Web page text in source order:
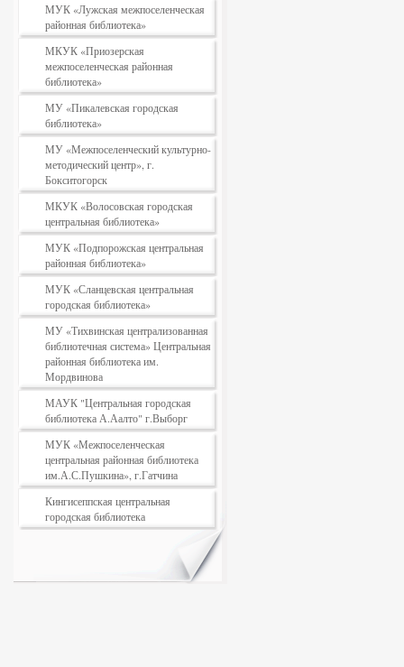
МУК «Лужская межпоселенческая
районная библиотека»
МКУК «Приозерская
межпоселенческая районная
библиотека»
МУ «Пикалевская городская
библиотека»
МУ «Межпоселенческий культурно-
методический центр», г.
Бокситогорск
МКУК «Волосовская городская
центральная библиотека»
МУК «Подпорожская центральная
районная библиотека»
МУК «Сланцевская центральная
городская библиотека»
МУ «Тихвинская централизованная
библиотечная система» Центральная
районная библиотека им.
Мордвинова
МАУК "Центральная городская
библиотека А.Аалто" г.Выборг
МУК «Межпоселенческая
центральная районная библиотека
им.А.С.Пушкина», г.Гатчина
Кингисеппская центральная
городская библиотека